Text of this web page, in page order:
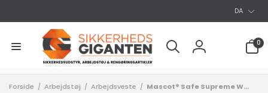
p
DA
Log
0
0
varer
Forside / Arbejdstøj / Arbejdsveste / Mascot® Safe Supreme W...